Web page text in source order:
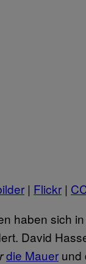
| ​Flickr |
haben sich
David
​die Mauer und